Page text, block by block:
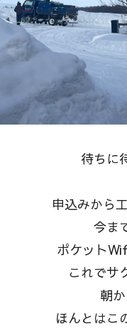
待ちに
申込みから
今ま
ポケット
これでサ
朝
ほんとはこ